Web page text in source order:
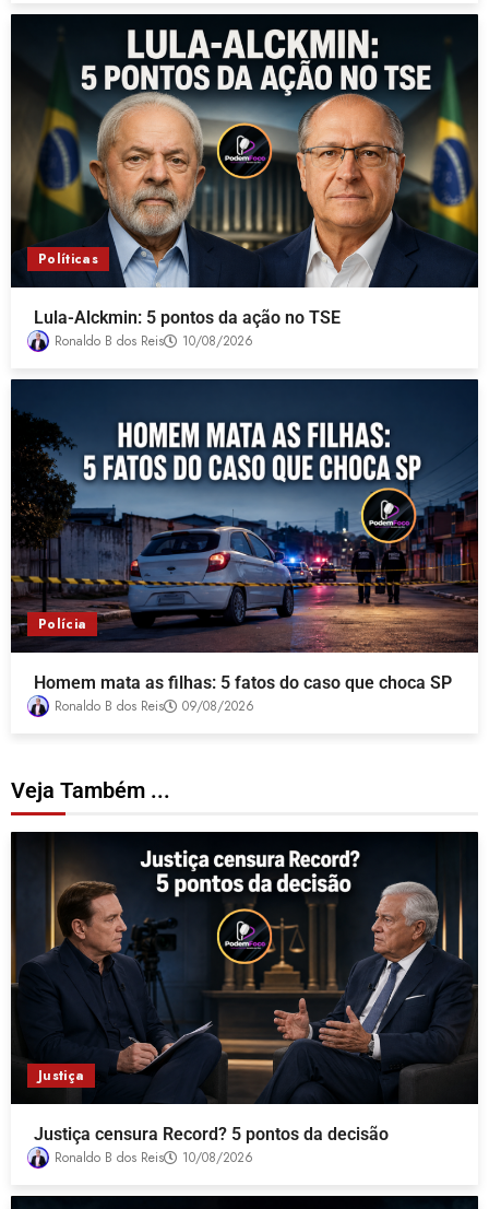
Políticas
Lula-Alckmin: 5 pontos da ação no TSE
Ronaldo B dos Reis 10/08/2026
Polícia
Homem mata as filhas: 5 fatos do caso que choca SP
Ronaldo B dos Reis 09/08/2026
Veja Também ...
Justiça
Justiça censura Record? 5 pontos da decisão
Ronaldo B dos Reis 10/08/2026